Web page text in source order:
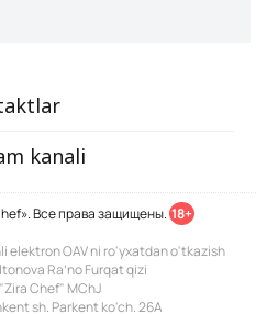
kanali
Все права защищены. 18+
elektron OAV ni ro'yxatdan o'tkazish
Ra’no Furqat qizi
Chef" MChJ
sh. Parkent ko'ch. 26A